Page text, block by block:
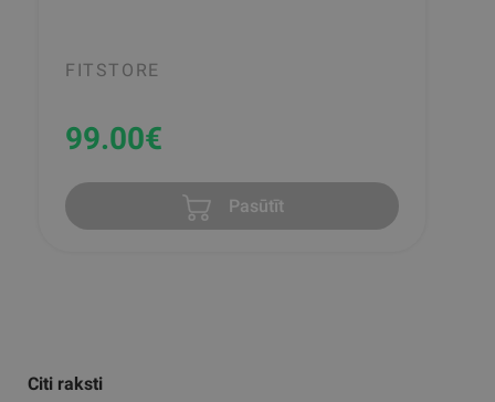
FITSTORE
99.00€
Pasūtīt
Citi raksti